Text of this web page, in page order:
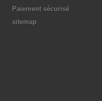
Paiement sécurisé
sitemap